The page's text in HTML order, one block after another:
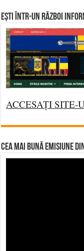
Ești într-un RĂZBOI
ACCESAȚI SITE-
CEA MAI BUNĂ EMISIUNE